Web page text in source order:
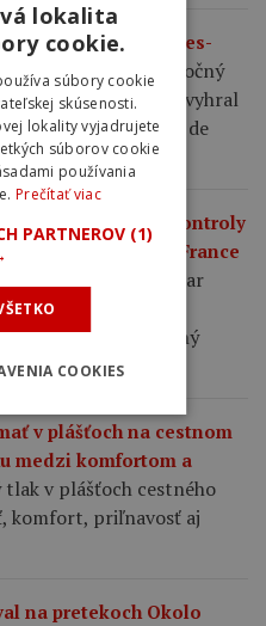
v tíme UAE Emirates-
roka 2031. 22-ročný
počas ktorej vyhral
debute na Tour de
Sagan, dopingové kontroly
článkov z Tour de France
Bikeru.
Tadej Pogačar
avšak našich
pohľad na servisný
v plášťoch na cestnom
medzi komfortom a
tlak v plášťoch cestného
komfort, priľnavosť aj
na pretekoch Okolo
lokalita
cookie.
súbory cookie
skúsenosti.
lokality vyjadrujete
súborov cookie
používania
Prečítať viac
PARTNEROV (1)
COOKIES